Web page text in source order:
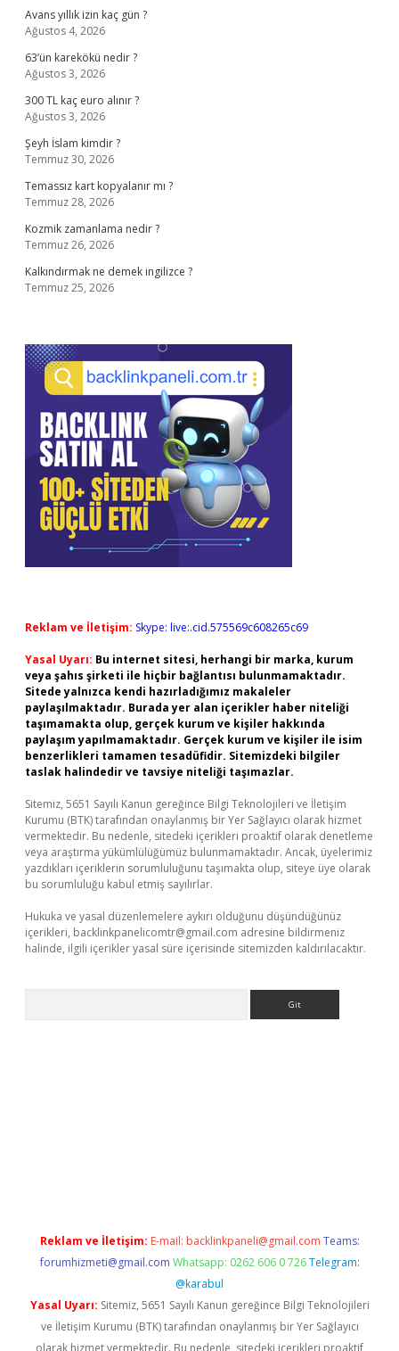
Avans yıllık izin kaç gün ?
Ağustos 4, 2026
63’ün karekökü nedir ?
Ağustos 3, 2026
300 TL kaç euro alınır ?
Ağustos 3, 2026
Şeyh İslam kimdir ?
Temmuz 30, 2026
Temassız kart kopyalanır mı ?
Temmuz 28, 2026
Kozmik zamanlama nedir ?
Temmuz 26, 2026
Kalkındırmak ne demek ingilizce ?
Temmuz 25, 2026
Reklam ve İletişim: Skype: live:.cid.575569c608265c69
Yasal Uyarı: Bu internet sitesi, herhangi bir marka, kurum
veya şahıs şirketi ile hiçbir bağlantısı bulunmamaktadır.
Sitede yalnızca kendi hazırladığımız makaleler
paylaşılmaktadır. Burada yer alan içerikler haber niteliği
taşımamakta olup, gerçek kurum ve kişiler hakkında
paylaşım yapılmamaktadır. Gerçek kurum ve kişiler ile isim
benzerlikleri tamamen tesadüfidir. Sitemizdeki bilgiler
taslak halindedir ve tavsiye niteliği taşımazlar.
Sitemiz, 5651 Sayılı Kanun gereğince Bilgi Teknolojileri ve İletişim
Kurumu (BTK) tarafından onaylanmış bir Yer Sağlayıcı olarak hizmet
vermektedir. Bu nedenle, sitedeki içerikleri proaktif olarak denetleme
veya araştırma yükümlülüğümüz bulunmamaktadır. Ancak, üyelerimiz
yazdıkları içeriklerin sorumluluğunu taşımakta olup, siteye üye olarak
bu sorumluluğu kabul etmiş sayılırlar.
Hukuka ve yasal düzenlemelere aykırı olduğunu düşündüğünüz
içerikleri, backlinkpanelicomtr@gmail.com adresine bildirmeniz
halinde, ilgili içerikler yasal süre içerisinde sitemizden kaldırılacaktır.
Reklam ve İletişim: E-mail: backlinkpaneli@gmail.com Teams:
forumhizmeti@gmail.com Whatsapp: 0262 606 0 726 Telegram:
@karabul
Yasal Uyarı: Sitemiz, 5651 Sayılı Kanun gereğince Bilgi Teknolojileri
ve İletişim Kurumu (BTK) tarafından onaylanmış bir Yer Sağlayıcı
olarak hizmet vermektedir. Bu nedenle, sitedeki içerikleri proaktif